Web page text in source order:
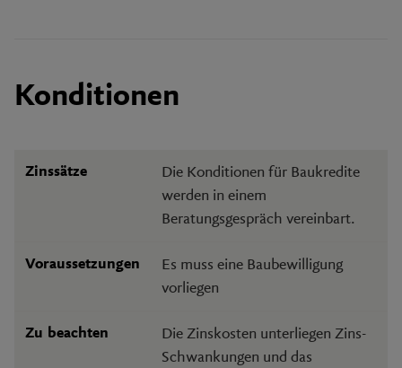
Konditionen
Zinssätze
Die Konditionen für Baukredite
werden in einem
Beratungsgespräch vereinbart.
Voraussetzungen
Es muss eine Baubewilligung
vorliegen
Zu beachten
Die Zinskosten unterliegen Zins-
Schwankungen und das